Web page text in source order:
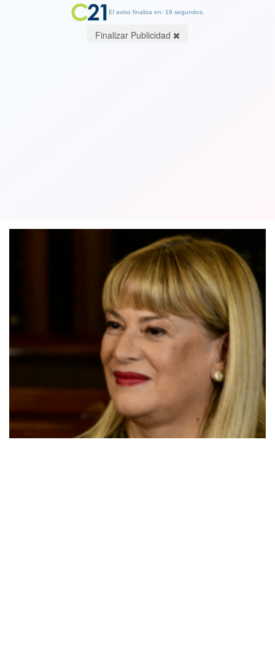
El aviso finaliza en: 19 segundos.
Finalizar Publicidad